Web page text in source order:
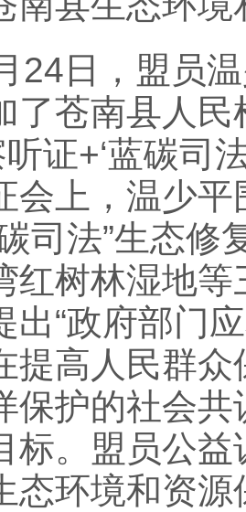
日，盟员温
了苍南县人
证+‘蓝碳司
会上，温少
司法”生态
红树林湿地
出“政府部门
提高人民群
保护的社会
标。盟员公
态环境和资